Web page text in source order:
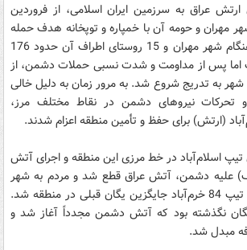
عراق به سرزمین ایران اسلامی، از فروردین
شهر مهران و حومه آن با خمپاره و توپخانه هدف حمله
قرار می‌گرفت. در آن هنگام شهر مهران و 15 روستای اطراف آن حدود 176
اما پس از مداومت و شدت نسبی حملات دشمن، از
1359 تخلیه شهر به‌ تدریج شروع شد. به مرور زمان به دلیل خالی
نیروهای دشمن در نقاط مختلف مرز،
(ارتش) برای حفظ و تأمین منطقه اعزام شدند.
تیپ اسلام‌آباد در خط مرزی این منطقه و اجرای آتش
علیه دشمن، آتش عراق قطع شد و مردم به شهر
بازگشتند. بعد از مدتی تیپ 84 خرم‌آباد جایگزین یگان قبلی در منطقه شد.
نگذشته بود که آتش دشمن مجدداً آغاز شد و
مبدل شد.